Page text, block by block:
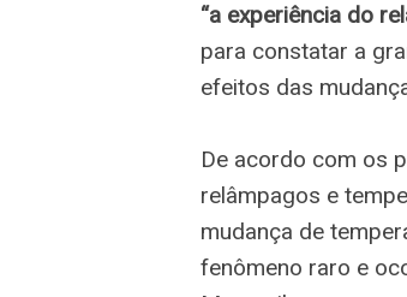
“a experiência do
para constatar a
efeitos das
De acordo com os
relâmpagos e
mudança de
fenômeno raro e